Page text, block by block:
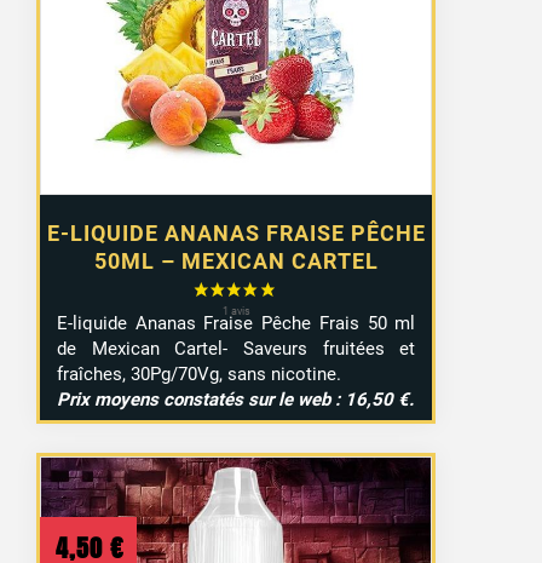
E-LIQUIDE ANANAS FRAISE PÊCHE
50ML – MEXICAN CARTEL
E-liquide Ananas Fraise Pêche Frais 50 ml
de Mexican Cartel- Saveurs fruitées et
fraîches, 30Pg/70Vg, sans nicotine.
Prix moyens constatés sur le web : 16,50 €.
4,50 €